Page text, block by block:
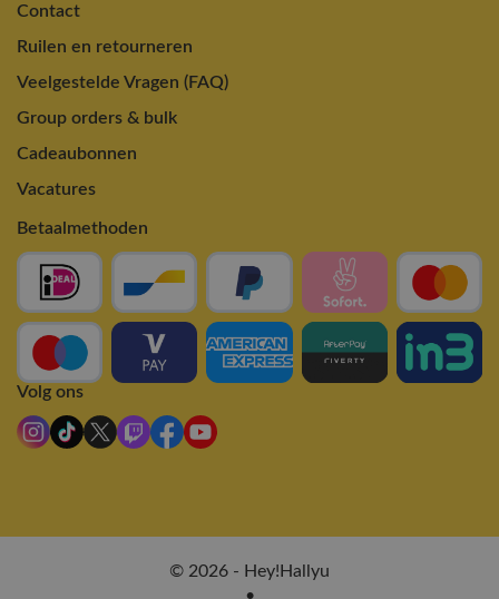
Contact
Ruilen en retourneren
Veelgestelde Vragen (FAQ)
Group orders & bulk
Cadeaubonnen
Vacatures
Betaalmethoden
Volg ons
© 2026 - Hey!Hallyu